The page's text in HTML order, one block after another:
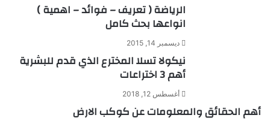
الرياضة ( تعريف – فوائد – اهمية )
انواعها بحث كامل
ديسمبر 14, 2015
نيكولا تسلا المخترع الذي قدم للبشرية
أهم 3 اختراعات
أغسطس 12, 2018
أهم الحقائق والمعلومات عن كوكب الارض